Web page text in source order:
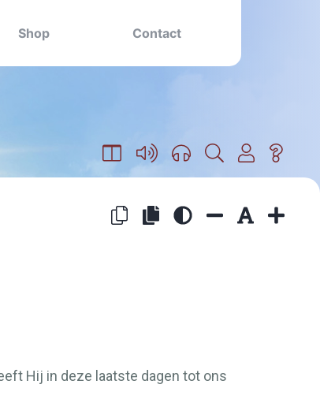
Shop Contact
Hij in deze laatste dagen tot ons